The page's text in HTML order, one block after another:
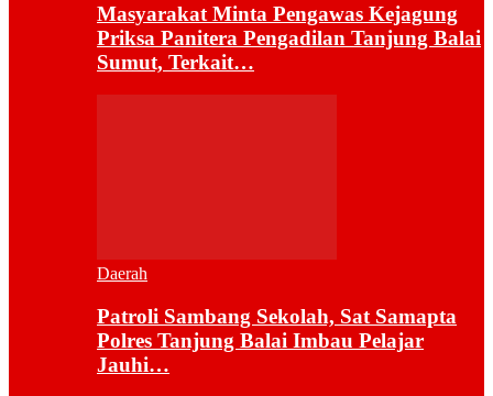
Masyarakat Minta Pengawas Kejagung
Priksa Panitera Pengadilan Tanjung Balai
Sumut, Terkait…
Daerah
Patroli Sambang Sekolah, Sat Samapta
Polres Tanjung Balai Imbau Pelajar
Jauhi…